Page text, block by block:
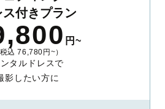
ス付きプラン
円~
税込 76,780円~）
タルドレスで
影したい方に